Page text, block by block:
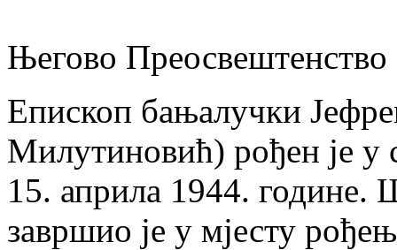
Његово
Епископ бањалучки
Милутиновић) рођен је у
15. априла 1944. године.
завршио је у мјесту